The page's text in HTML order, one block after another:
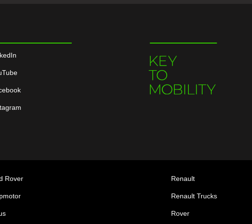
Rover Renault
Renault Trucks
Rover